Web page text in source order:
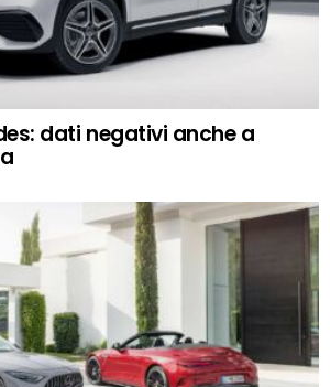
dati negativi anche a